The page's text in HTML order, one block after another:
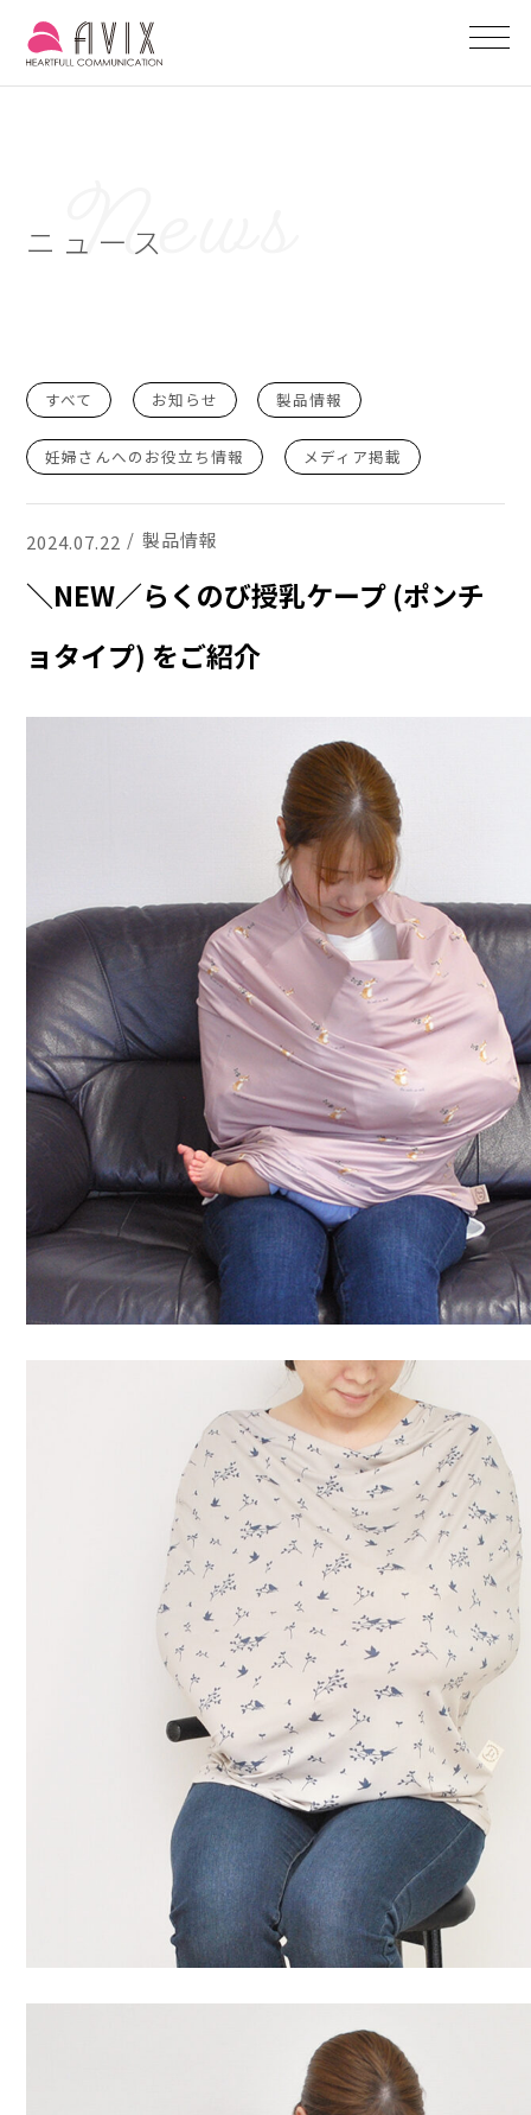
ニュース
すべて お知らせ 製品情報
妊婦さんへのお役立ち情報 メディア掲載
2024.07.22 製品情報
＼NEW／らくのび授乳ケープ (ポンチ
ョタイプ) をご紹介